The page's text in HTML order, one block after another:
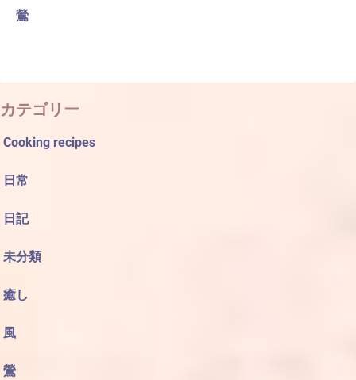
鶯
カテゴリー
Cooking recipes
日常
日記
未分類
癒し
風
鶯